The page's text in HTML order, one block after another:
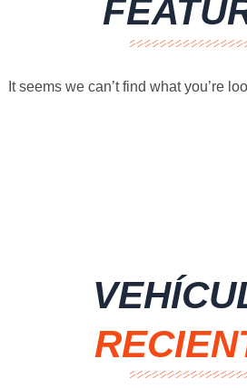
It seems we can’t find what you’re